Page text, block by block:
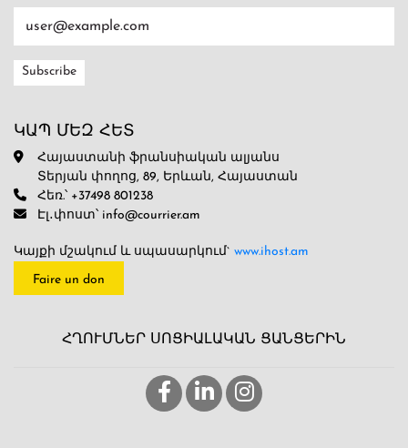
ԿԱՊ ՄԵԶ ՀԵՏ
Հայաստանի ֆրանսիական ալյանս
Տերյան փողոց, 89, Երևան, Հայաստան
Հեռ.՝ +37498 801238
Էլ․փոստ՝ info@courrier.am
Կայքի մշակում և սպասարկում` www.ihost.am
Faire un don
ՀՂՈՒՄՆԵՐ ՍՈՑԻԱԼԱԿԱՆ ՑԱՆՑԵՐԻՆ